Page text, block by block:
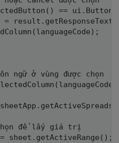
==
=
ngữ ở vùng được chọn
để lấy giá trị
sheet.getActiveRange();